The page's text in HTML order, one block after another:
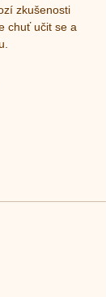
zkušenosti
chuť učit se a